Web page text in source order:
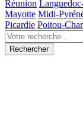
Réunion
Mayotte Midi-
Picardie Poitou-
Rechercher